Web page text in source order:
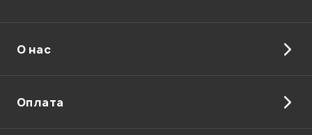
Отправить
О нас
Оплата